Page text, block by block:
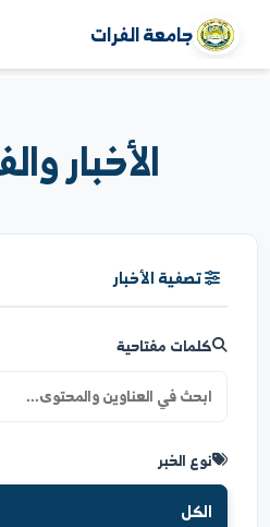
جامعة الفرات
الأخبار
كلمات مفتاحية
نوع الخبر